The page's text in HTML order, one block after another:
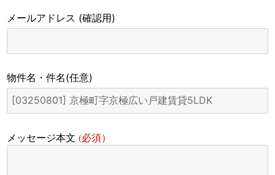
メールアドレス (確認用)
物件名・件名(任意)
メッセージ本文(必須）